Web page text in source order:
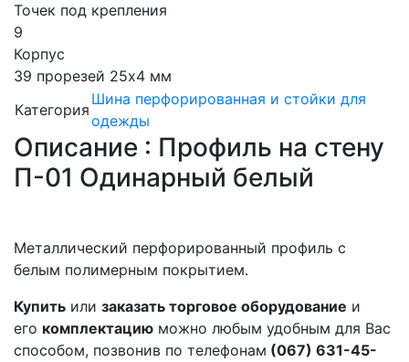
Точек под крепления
9
Корпус
39 прорезей 25х4 мм
Категория
Шина перфорированная и стойки для
одежды
Описание : Профиль на стену
П-01 Одинарный белый
Металлический перфорированный профиль с
белым полимерным покрытием.
Купить или заказать торговое оборудование и
его комплектацию можно любым удобным для Вас
способом, позвонив по телефонам (067) 631-45-